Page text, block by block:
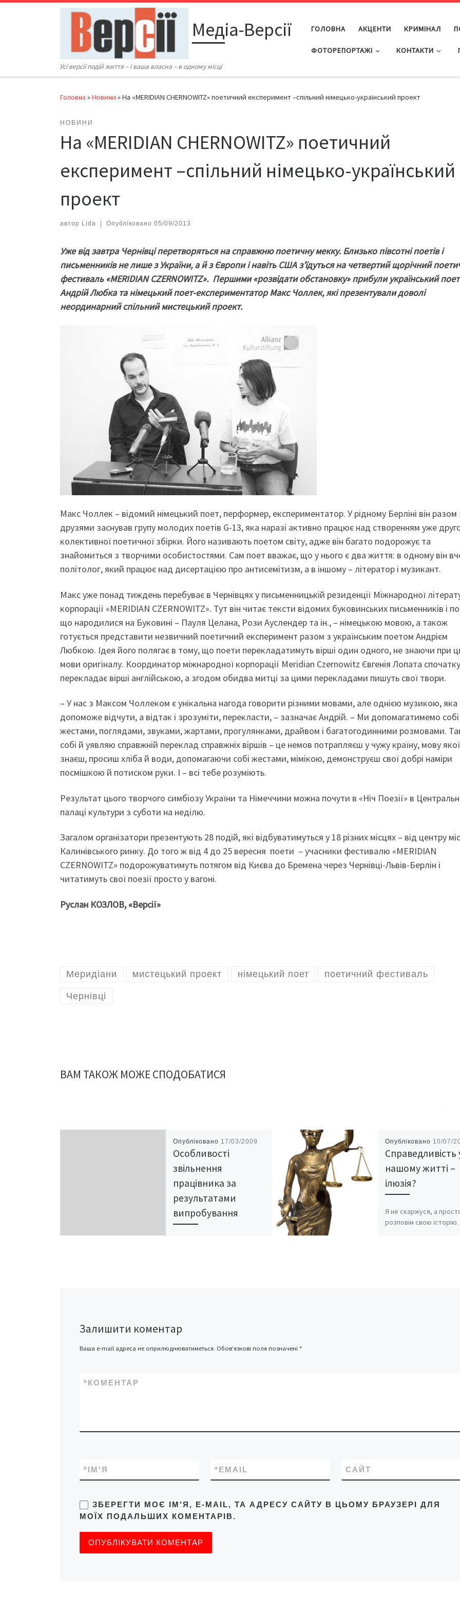
Перейти до вмісту
Медіа-Версії
Усі версії подій життя – і ваша власна – в одному місці
ГОЛОВНА АКЦЕНТИ КРИМІНАЛ
ФОТОРЕПОРТАЖІ КОНТАКТИ
Головна »Новини »На «MERIDIAN CHERNOWITZ» поетичний експеримент –спільний німецько-український проект
НОВИНИ
На «MERIDIAN CHERNOWITZ» поетичний
експеримент –спільний німецько-український
проект
автор Lida Опубліковано 05/09/2013
Уже від завтра Чернівці перетворяться на справжню поетичну мекку. Близько півсотні поетів і
письменників не лише з України, а й з Європи і навіть США з’їдуться на четвертий щорічний
фестиваль «MERIDIAN CZERNOWITZ». Першими «розвідати обстановку» прибули український поет
Андрій Любка та німецький поет-експериментатор Макс Чоллек, які презентували доволі
неординарний спільний мистецький проект.
Макс Чоллек – відомий німецький поет, перформер, експериментатор. У рідному Берліні він разом
друзями заснував групу молодих поетів G-13, яка наразі активно працює над створенням уже
колективної поетичної збірки. Його називають поетом світу, адже він багато подорожує та
знайомиться з творчими особистостями. Сам поет вважає, що у нього є два життя: в одному він
політолог, який працює над дисертацією про антисемітизм, а в іншому – літератор і музикант.
Макс уже понад тиждень перебуває в Чернівцях у письменницькій резиденції Міжнародної
корпорації «MERIDIAN CZERNOWITZ». Тут він читає тексти відомих буковинських письменників і
що народилися на Буковині – Пауля Целана, Рози Ауслендер та ін., – німецькою мовою, а також
готується представити незвичний поетичний експеримент разом з українським поетом Андрієм
Любкою. Ідея його полягає в тому, що поети перекладатимуть вірші один одного, не знаючи при
мови оригіналу. Координатор міжнародної корпорації Meridian Czernowitz Євгенія Лопата спочатку
перекладає вірші англійською, а згодом обидва митці за цими перекладами пишуть свої твори.
– У нас з Максом Чоллеком є унікальна нагода говорити різними мовами, але однією музикою, яка
допоможе відчути, а відтак і зрозуміти, перекласти, – зазначає Андрій. – Ми допомагатимемо собі
жестами, поглядами, звуками, жартами, прогулянками, драйвом і багатогодинними розмовами.
собі й уявляю справжній переклад справжніх віршів – це немов потрапляєш у чужу країну, мову
знаєш, просиш хліба й води, допомагаючи собі жестами, мімікою, демонструєш свої добрі наміри
посмішкою й потиском руки. І – всі тебе розуміють.
Результат цього творчого симбіозу України та Німеччини можна почути в «Ніч Поезії» в
палаці культури з суботи на неділю.
Загалом організатори презентують 28 подій, які відбуватимуться у 18 різних місцях – від центру
Калинівського ринку. До того ж від 4 до 25 вересня поети – учасники фестивалю «MERIDIAN
CZERNOWITZ» подорожуватимуть потягом від Києва до Бремена через Чернівці-Львів-Берлін і
читатимуть свої поезії просто у вагоні.
Руслан КОЗЛОВ, «Версії»
Меридіани мистецький проект німецький поет поетичний фестиваль
Чернівці
ВАМ ТАКОЖ МОЖЕ СПОДОБАТИСЯ
Опубліковано 17/03/2009
Особливості
звільнення
працівника за
результатами
випробування
розірвання трудового
договору з цих підстав
може бути оскаржене
Опубліковано 10/07/
Справедливість
нашому житті –
ілюзія?
Я не скаржуся, а
розповім свою історію.
Залишити коментар
Ваша e-mail адреса не оприлюднюватиметься. Обов’язкові поля позначені *
КОМЕНТАР
*
ІМ'Я
* EMAIL
* САЙТ
ЗБЕРЕГТИ МОЄ ІМ'Я, E-MAIL, ТА АДРЕСУ САЙТУ В ЦЬОМУ БРАУЗЕРІ ДЛЯ
МОЇХ ПОДАЛЬШИХ КОМЕНТАРІВ.